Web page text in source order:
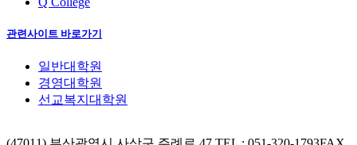
관련사이트 바로가기
일반대학원
경영대학원
선교복지대학원